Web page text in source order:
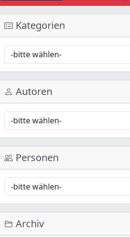
Kategorien
Autoren
Personen
Archiv